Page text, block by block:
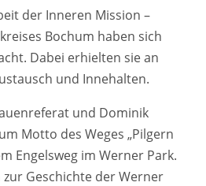
der Inneren Mission –
Bochum haben sich
Dabei erhielten sie an
und Innehalten.
und Dominik
Motto des Weges „Pilgern
Engelsweg im Werner Park.
Geschichte der Werner